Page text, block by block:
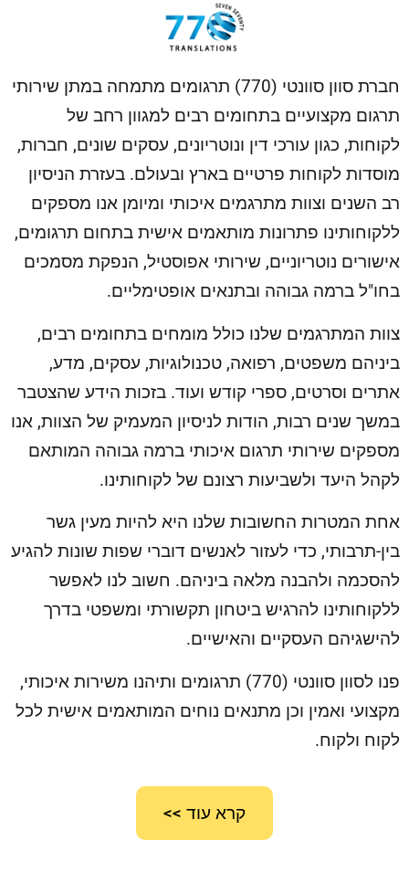
חברת סוון סוונטי (770) תרגומים מתמחה במתן שירותי
תרגום מקצועיים בתחומים רבים למגוון רחב של
לקוחות, כגון עורכי דין ונוטריונים, עסקים שונים, חברות,
מוסדות לקוחות פרטיים בארץ ובעולם. בעזרת הניסיון
רב השנים וצוות מתרגמים איכותי ומיומן אנו מספקים
ללקוחותינו פתרונות מותאמים אישית בתחום תרגומים,
אישורים נוטריוניים, שירותי אפוסטיל, הנפקת מסמכים
בחו"ל ברמה גבוהה ובתנאים אופטימליים.
צוות המתרגמים שלנו כולל מומחים בתחומים רבים,
ביניהם משפטים, רפואה, טכנולוגיות, עסקים, מדע,
אתרים וסרטים, ספרי קודש ועוד. בזכות הידע שהצטבר
במשך שנים רבות, הודות לניסיון המעמיק של הצוות, אנו
מספקים שירותי תרגום איכותי ברמה גבוהה המותאם
לקהל היעד ולשביעות רצונם של לקוחותינו.
אחת המטרות החשובות שלנו היא להיות מעין גשר
בין-תרבותי, כדי לעזור לאנשים דוברי שפות שונות להגיע
להסכמה ולהבנה מלאה ביניהם. חשוב לנו לאפשר
ללקוחותינו להרגיש ביטחון תקשורתי ומשפטי בדרך
להישגיהם העסקיים והאישיים.
פנו לסוון סוונטי (770) תרגומים ותיהנו משירות איכותי,
מקצועי ואמין וכן מתנאים נוחים המותאמים אישית לכל
לקוח ולקוח.
קרא עוד >>